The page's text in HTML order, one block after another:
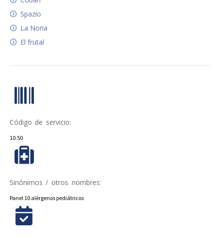
Spazio
La Noria
El frutal
Código de servicio:
10.50
Sinónimos / otros nombres:
Panel 10 alérgenos pediátricos